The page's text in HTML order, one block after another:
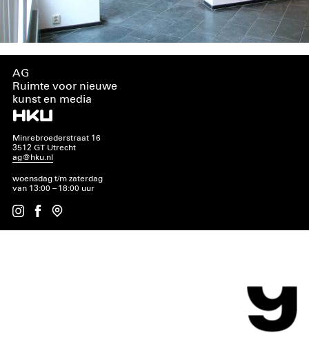
AG
Ruimte voor nieuwe
kunst en media
Minrebroederstraat 16
3512 GT Utrecht
ag@hku.nl
woensdag t/m zaterdag
van 13:00 – 18:00 uur